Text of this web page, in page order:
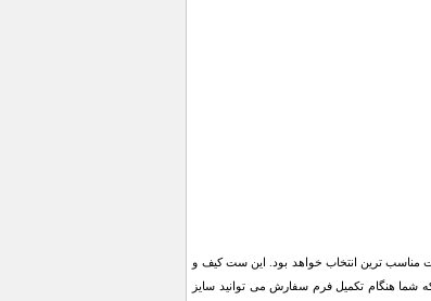
مناسب ترین انتخاب خواهد بود. این ست کیف و
العاده مدرن و شیک عرضه شده است و کفش آن در سایز های 37 الی 40 می باشد که شما هنگام تکمیل فرم سفارش می توانید سایز